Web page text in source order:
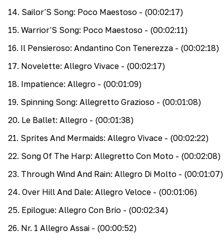
14. Sailor'S Song: Poco Maestoso - (00:02:17)
15. Warrior'S Song: Poco Maestoso - (00:02:11)
16. Il Pensieroso: Andantino Con Tenerezza - (00:02:18)
17. Novelette: Allegro Vivace - (00:02:17)
18. Impatience: Allegro - (00:01:09)
19. Spinning Song: Allegretto Grazioso - (00:01:08)
20. Le Ballet: Allegro - (00:01:38)
21. Sprites And Mermaids: Allegro Vivace - (00:02:22)
22. Song Of The Harp: Allegretto Con Moto - (00:02:08)
23. Through Wind And Rain: Allegro Di Molto - (00:01:07)
24. Over Hill And Dale: Allegro Veloce - (00:01:06)
25. Epilogue: Allegro Con Brio - (00:02:34)
26. Nr. 1 Allegro Assai - (00:00:52)